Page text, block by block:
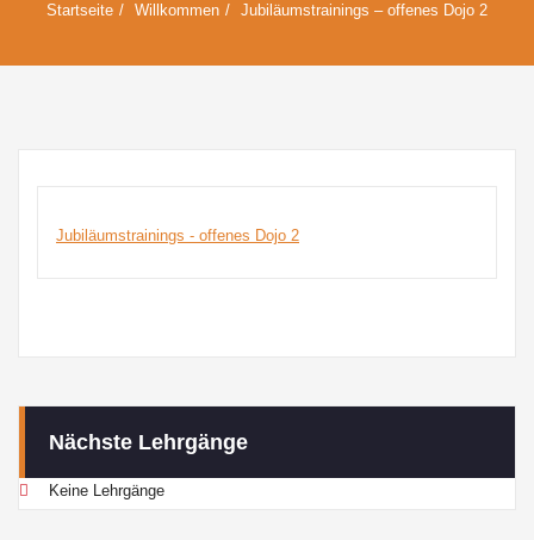
Startseite Willkommen Jubiläumstrainings – offenes Dojo 2
Jubiläumstrainings - offenes Dojo 2
Nächste Lehrgänge
Keine Lehrgänge